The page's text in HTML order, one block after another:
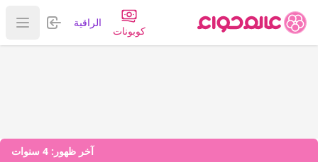
كوبونات
الراقية تسجيل
عرض
آخر ظهور: 4 سنوات